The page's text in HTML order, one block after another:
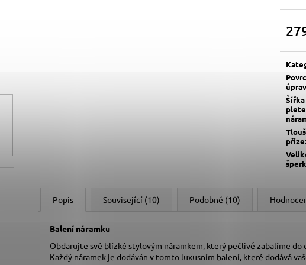
cena:
Šířka
příze:
Popis Související (10) Podobné (10)
Balení náramku
Obdarujte své blízké stylovým náramkem, který pečlivě zabalíme
Každý náramek je dodáván v tomto luxusním balení, které dodává